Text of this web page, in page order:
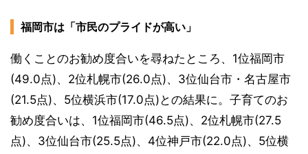
福岡市は「市民のプライドが高い」
働くことのお勧め度合いを尋ねたところ、1位福岡市
(49.0点)、2位札幌市(26.0点)、3位仙台市・名古屋市
(21.5点)、5位横浜市(17.0点)との結果に。子育てのお
勧め度合いは、1位福岡市(46.5点)、2位札幌市(27.5
点)、3位仙台市(25.5点)、4位神戸市(22.0点)、5位横